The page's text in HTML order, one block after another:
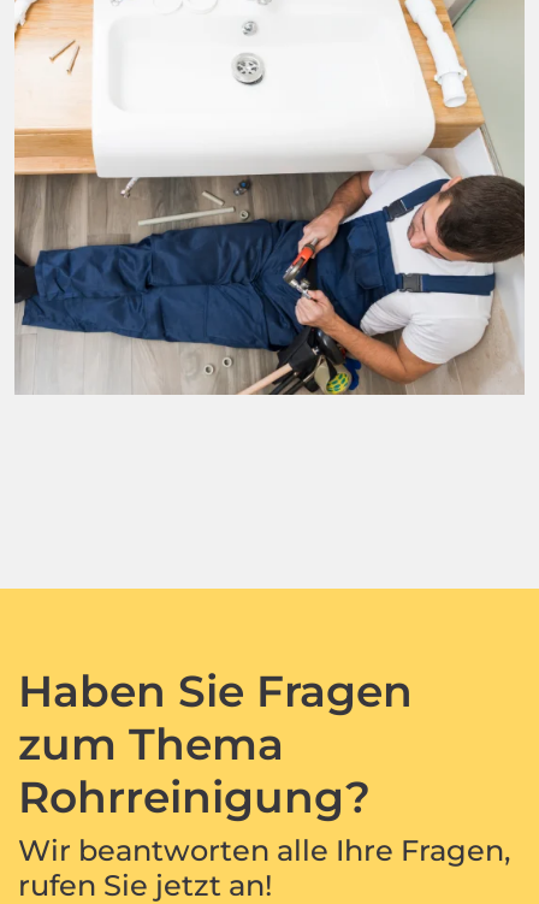
Haben Sie Fragen
zum Thema
Rohrreinigung?
Wir beantworten alle Ihre Fragen,
rufen Sie jetzt an!